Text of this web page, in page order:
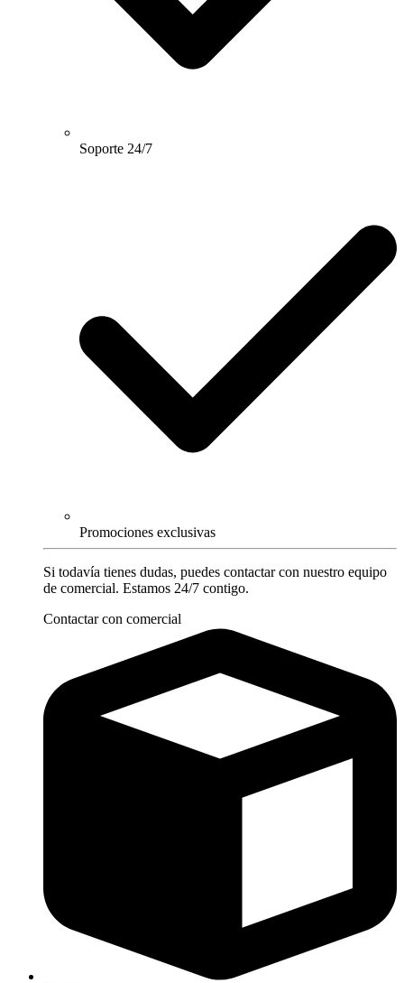
Soporte 24/7
Promociones exclusivas
Si todavía tienes dudas, puedes contactar con nuestro equipo
de comercial. Estamos 24/7 contigo.
Contactar con comercial